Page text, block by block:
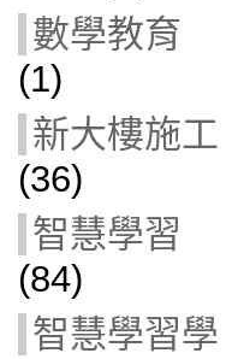
數學教育
(1)
新大樓施工
(36)
智慧學習
(84)
智慧學習學